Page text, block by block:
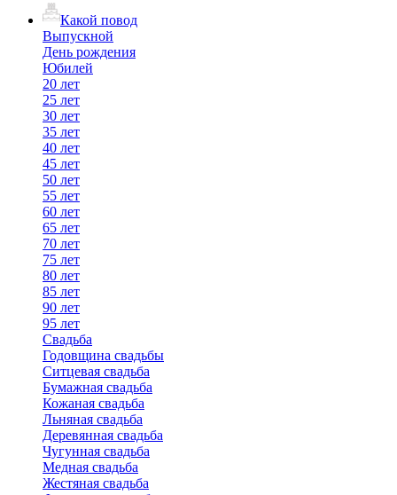
Какой повод
Выпускной
День рождения
Юбилей
20 лет
25 лет
30 лет
35 лет
40 лет
45 лет
50 лет
55 лет
60 лет
65 лет
70 лет
75 лет
80 лет
85 лет
90 лет
95 лет
Свадьба
Годовщина свадьбы
Ситцевая свадьба
Бумажная свадьба
Кожаная свадьба
Льняная свадьба
Деревянная свадьба
Чугунная свадьба
Медная свадьба
Жестяная свадьба